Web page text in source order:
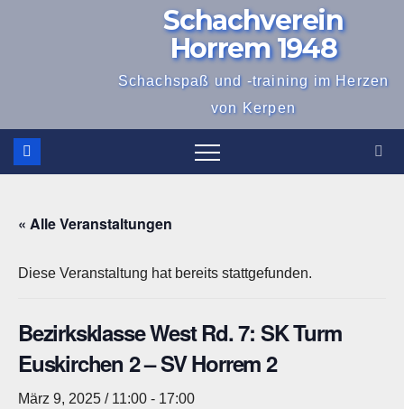
Schachverein
Horrem 1948
Schachspaß und -training im Herzen
von Kerpen
« Alle Veranstaltungen
Diese Veranstaltung hat bereits stattgefunden.
Bezirksklasse West Rd. 7: SK Turm
Euskirchen 2 – SV Horrem 2
März 9, 2025 / 11:00 - 17:00